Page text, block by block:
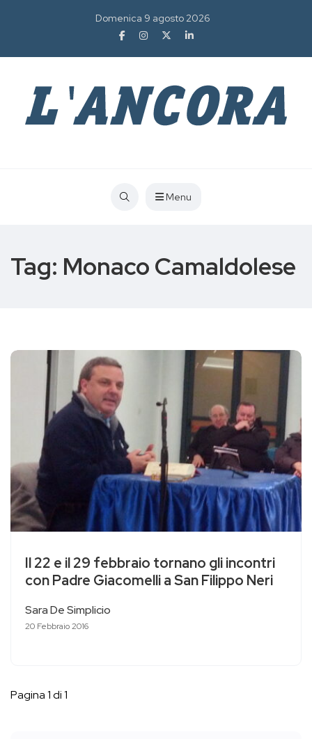
Domenica 9 agosto 2026
Menu
Tag: Monaco Camaldolese
Il 22 e il 29 febbraio tornano gli incontri
con Padre Giacomelli a San Filippo Neri
Sara De Simplicio
20 Febbraio 2016
Pagina 1 di 1